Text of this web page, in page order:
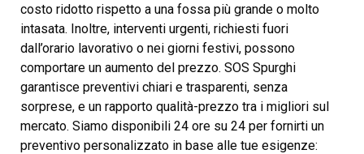
costo ridotto rispetto a una fossa più grande o molto
intasata. Inoltre, interventi urgenti, richiesti fuori
dall’orario lavorativo o nei giorni festivi, possono
comportare un aumento del prezzo. SOS Spurghi
garantisce preventivi chiari e trasparenti, senza
sorprese, e un rapporto qualità-prezzo tra i migliori sul
mercato. Siamo disponibili 24 ore su 24 per fornirti un
preventivo personalizzato in base alle tue esigenze: